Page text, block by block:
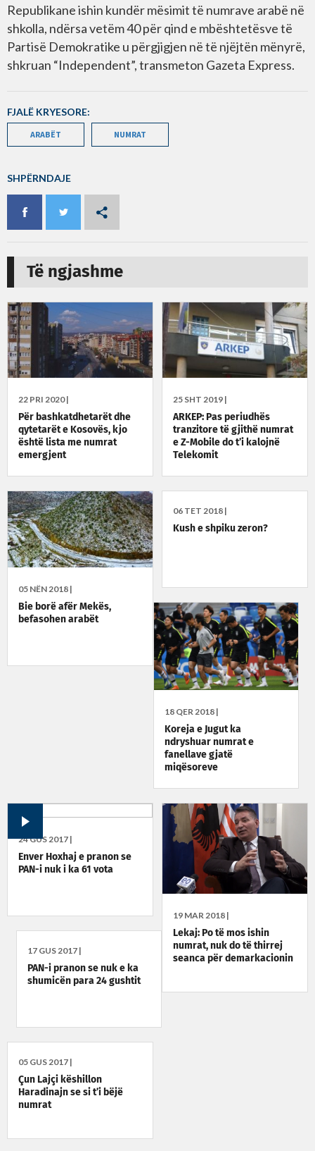
Republikane ishin kundër mësimit të numrave arabë në
shkolla, ndërsa vetëm 40 për qind e mbështetësve të
Partisë Demokratike u përgjigjen në të njëjtën mënyrë,
shkruan “Independent”, transmeton Gazeta Express.
FJALË KRYESORE:
ARABËT NUMRAT
SHPËRNDAJE
Të ngjashme
22 PRI 2020 |
Për bashkatdhetarët dhe
qytetarët e Kosovës, kjo
është lista me numrat
emergjent
25 SHT 2019 |
ARKEP: Pas periudhës
tranzitore të gjithë numrat
e Z-Mobile do t’i kalojnë
Telekomit
05 NËN 2018 |
Bie borë afër Mekës,
befasohen arabët
06 TET 2018 |
Kush e shpiku zeron?
18 QER 2018 |
Koreja e Jugut ka
ndryshuar numrat e
fanellave gjatë
miqësoreve
19 MAR 2018 |
Lekaj: Po të mos ishin
numrat, nuk do të thirrej
seanca për demarkacionin
24 GUS 2017 |
Enver Hoxhaj e pranon se
PAN-i nuk i ka 61 vota
17 GUS 2017 |
PAN-i pranon se nuk e ka
shumicën para 24 gushtit
05 GUS 2017 |
Çun Lajçi këshillon
Haradinajn se si t’i bëjë
numrat